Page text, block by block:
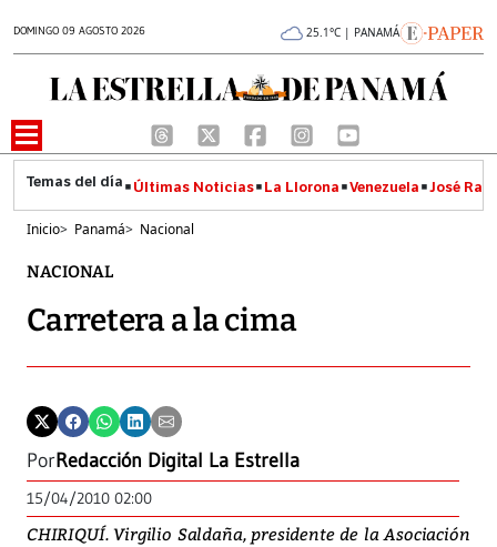
DOMINGO 09 AGOSTO 2026 25.1°C | PANAMÁ
Últimas Noticias La Llorona Venezuela José
Inicio> Panamá> Nacional
NACIONAL
Carretera a la cima
PorRedacción Digital La Estrella
15/04/2010 02:00
CHIRIQUÍ. Virgilio Saldaña, presidente de la Asociación